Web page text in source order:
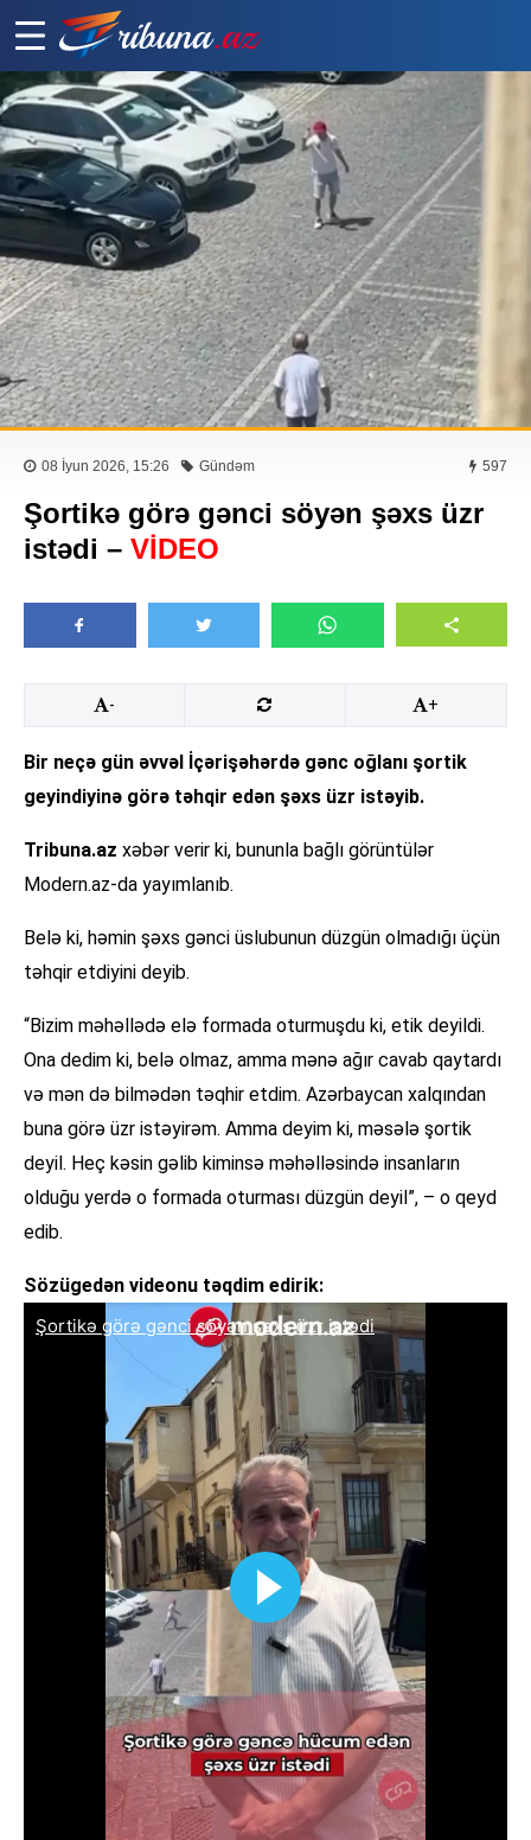
08 İyun 2026, 15:26 Gündəm 597
Şortikə görə gənci söyən şəxs üzr
istədi – VİDEO
- +
Bir neçə gün əvvəl İçərişəhərdə gənc oğlanı şortik
geyindiyinə görə təhqir edən şəxs üzr istəyib.
Tribuna.az xəbər verir ki, bununla bağlı görüntülər
Modern.az-da yayımlanıb.
Belə ki, həmin şəxs gənci üslubunun düzgün olmadığı üçün
təhqir etdiyini deyib.
“Bizim məhəllədə elə formada oturmuşdu ki, etik deyildi.
Ona dedim ki, belə olmaz, amma mənə ağır cavab qaytardı
və mən də bilmədən təqhir etdim. Azərbaycan xalqından
buna görə üzr istəyirəm. Amma deyim ki, məsələ şortik
deyil. Heç kəsin gəlib kiminsə məhəlləsində insanların
olduğu yerdə o formada oturması düzgün deyil”, – o qeyd
edib.
Sözügedən videonu təqdim edirik: